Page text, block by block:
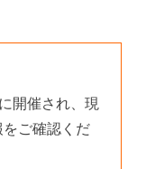
開催され、現
ご確認くだ